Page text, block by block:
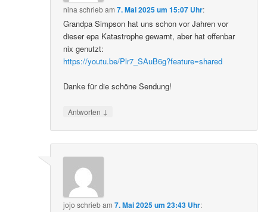
nina schriebam7. Mai 2025 um 15:07 Uhr:
Grandpa Simpson hat uns schon vor Jahren vor
dieser epa Katastrophe gewarnt, aber hat offenbar
nix genutzt:
https://youtu.be/Plr7_SAuB6g?feature=shared
Danke für die schöne Sendung!
Antworten ↓
jojo schriebam7. Mai 2025 um 23:43 Uhr: